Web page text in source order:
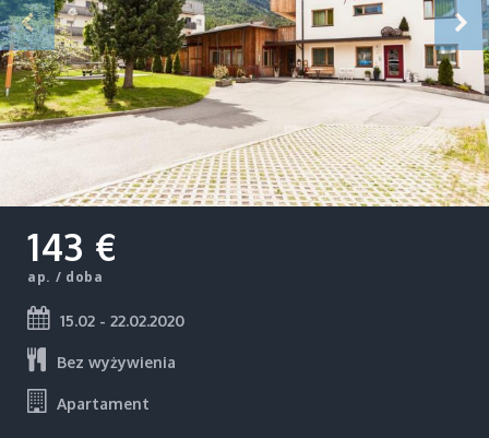
143 €
ap. / doba
15.02 - 22.02.2020
Bez wyżywienia
Apartament